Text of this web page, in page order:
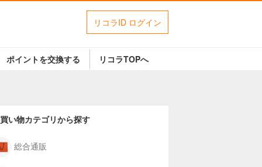
リコラID ログイン
ポイントを交換する リコラTOPへ
い物カテゴリから探す
総合通販